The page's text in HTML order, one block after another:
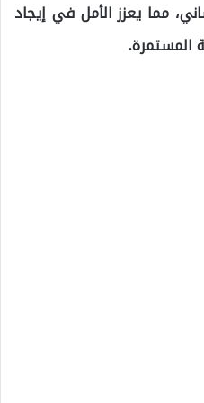
مما يعزز الأمل في إيجاد
المستمرة.